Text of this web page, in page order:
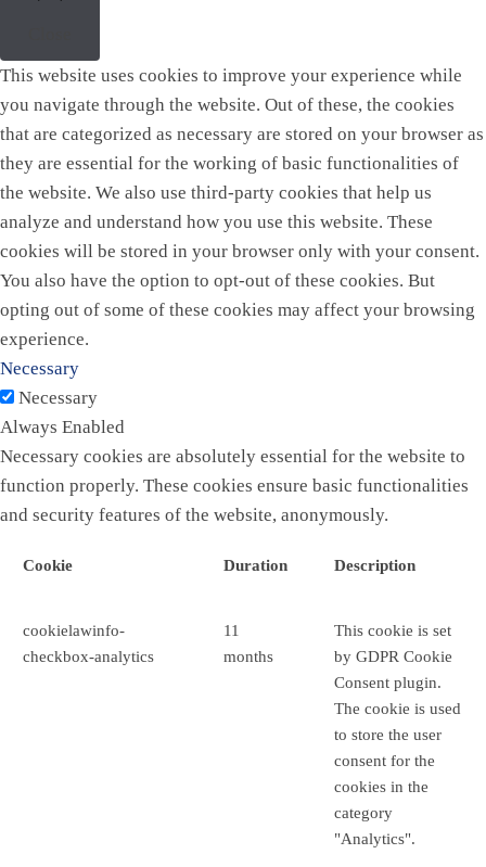
This website uses cookies to improve your experience while
you navigate through the website. Out of these, the cookies
that are categorized as necessary are stored on your browser as
they are essential for the working of basic functionalities of
the website. We also use third-party cookies that help us
analyze and understand how you use this website. These
cookies will be stored in your browser only with your consent.
You also have the option to opt-out of these cookies. But
opting out of some of these cookies may affect your browsing
experience.
Necessary
Necessary
Always Enabled
Necessary cookies are absolutely essential for the website to
function properly. These cookies ensure basic functionalities
and security features of the website, anonymously.
Cookie Duration Description
cookielawinfo-
checkbox-analytics
11
months
This cookie is set
by GDPR Cookie
Consent plugin.
The cookie is used
to store the user
consent for the
cookies in the
category
"Analytics".